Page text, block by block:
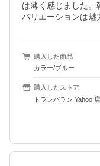
は薄く感じました。
バリエーションは魅
購入した商品
カラー/ブルー
購入したストア
トランパラン Yahoo!店